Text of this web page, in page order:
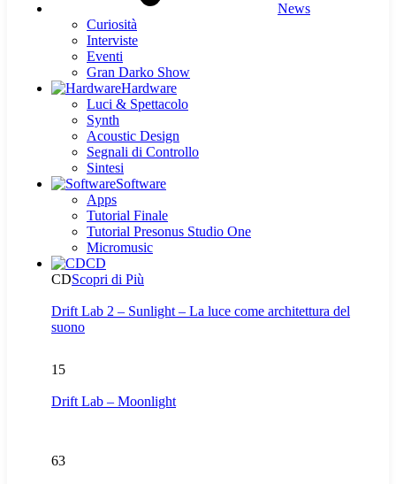
News
Curiosità
Interviste
Eventi
Gran Darko Show
Hardware
Luci & Spettacolo
Synth
Acoustic Design
Segnali di Controllo
Sintesi
Software
Apps
Tutorial Finale
Tutorial Presonus Studio One
Micromusic
CD
CDScopri di Più
Drift Lab 2 – Sunlight – La luce come architettura del
suono
15
Drift Lab – Moonlight
63